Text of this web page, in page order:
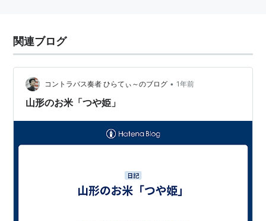
関連ブログ
コントラバス奏者 ひらてぃ～のブログ • 1年前
山形のお米「つや姫」